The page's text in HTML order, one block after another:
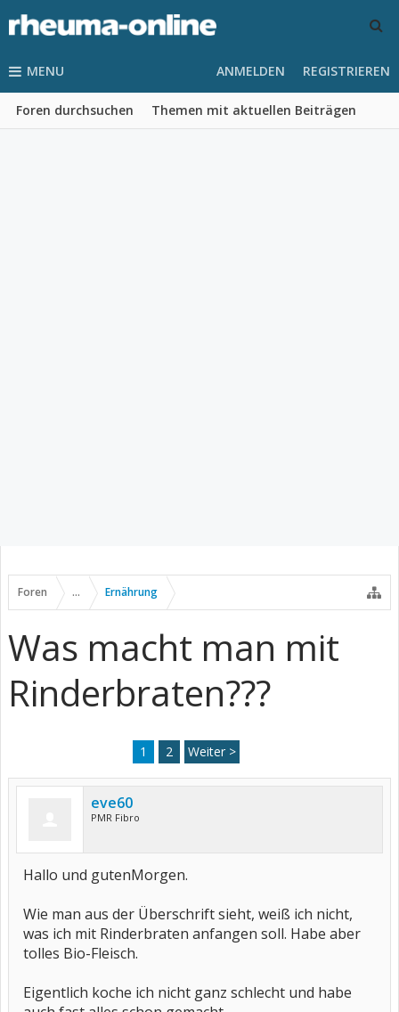
MENU
Foren durchsuchen Themen mit aktuellen Beiträgen
ANMELDEN REGISTRIEREN
Foren ... Ernährung
Was macht man mit
Rinderbraten???
1 2 Weiter >
eve60
PMR Fibro
Hallo und gutenMorgen.
Wie man aus der Überschrift sieht, weiß ich nicht,
was ich mit Rinderbraten anfangen soll. Habe aber
tolles Bio-Fleisch.
Eigentlich koche ich nicht ganz schlecht und habe